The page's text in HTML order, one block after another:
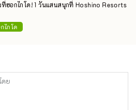
ที่ฮอกไกโด! 1 วันแสนสนุกที่ Hoshino Resorts
ไกโด
ดย